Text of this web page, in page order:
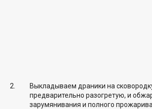
Выкладываем драники на
предварительно разогретую, и
зарумянивания и полного